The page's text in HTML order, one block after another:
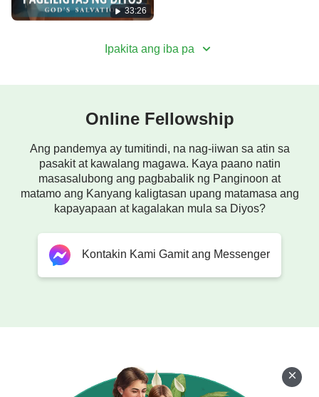
33:26
Ipakita ang iba pa
Online Fellowship
Ang pandemya ay tumitindi, na nag-iiwan sa atin sa
pasakit at kawalang magawa. Kaya paano natin
masasalubong ang pagbabalik ng Panginoon at
matamo ang Kanyang kaligtasan upang matamasa ang
kapayapaan at kagalakan mula sa Diyos?
Kontakin Kami Gamit ang Messenger